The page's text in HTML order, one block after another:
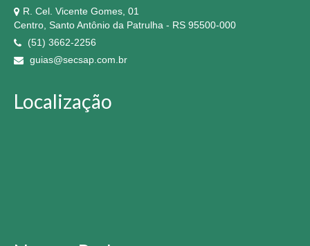
R. Cel. Vicente Gomes, 01
Centro, Santo Antônio da Patrulha - RS 95500-000
(51) 3662-2256
guias@secsap.com.br
Localização